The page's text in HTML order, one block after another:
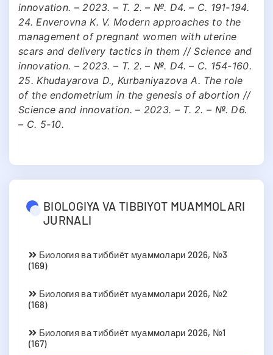
innovation. – 2023. – Т. 2. – №. D4. – С. 191-194.
24. Enverovna K. V. Modern approaches to the
management of pregnant women with uterine
scars and delivery tactics in them // Science and
innovation. – 2023. – Т. 2. – №. D4. – С. 154-160.
25. Khudayarova D., Kurbaniyazova A. The role
of the endometrium in the genesis of abortion //
Science and innovation. – 2023. – Т. 2. – №. D6.
– С. 5-10.
BIOLOGIYA VA TIBBIYOT MUAMMOLARI
JURNALI
Биология ва тиббиёт муаммолари 2026, №3
(169)
Биология ва тиббиёт муаммолари 2026, №2
(168)
Биология ва тиббиёт муаммолари 2026, №1
(167)